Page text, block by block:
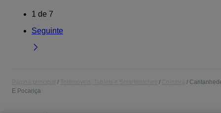
1 de 7
Seguinte
E Pocariça